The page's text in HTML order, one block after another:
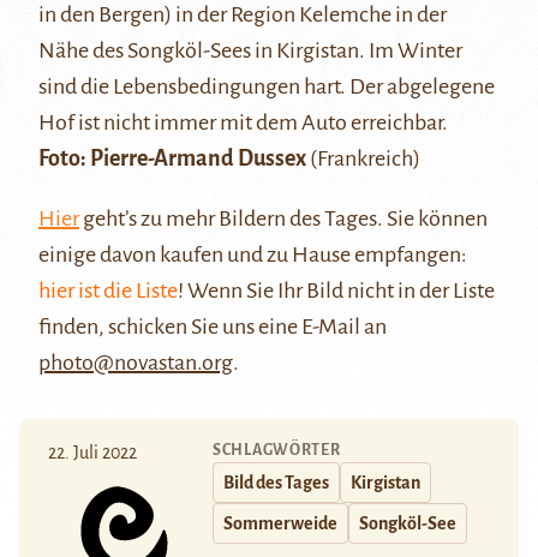
in den Bergen) in der Region Kelemche in der
Nähe des Songköl-Sees in Kirgistan. Im Winter
sind die Lebensbedingungen hart. Der abgelegene
Hof ist nicht immer mit dem Auto erreichbar.
Foto: Pierre-Armand Dussex (Frankreich)
Hiergeht’s zu mehr Bildern des Tages. Sie können
einige davon kaufen und zu Hause empfangen:
hier ist die Liste! Wenn Sie Ihr Bild nicht in der Liste
finden, schicken Sie uns eine E-Mail an
photo@novastan.org.
22. Juli 2022 SCHLAGWÖRTER
Bild des Tages Kirgistan
Sommerweide Songköl-See